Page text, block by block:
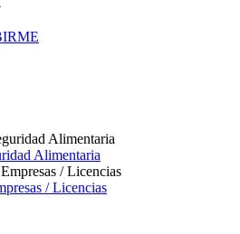
Alimentaria
/ Licencias